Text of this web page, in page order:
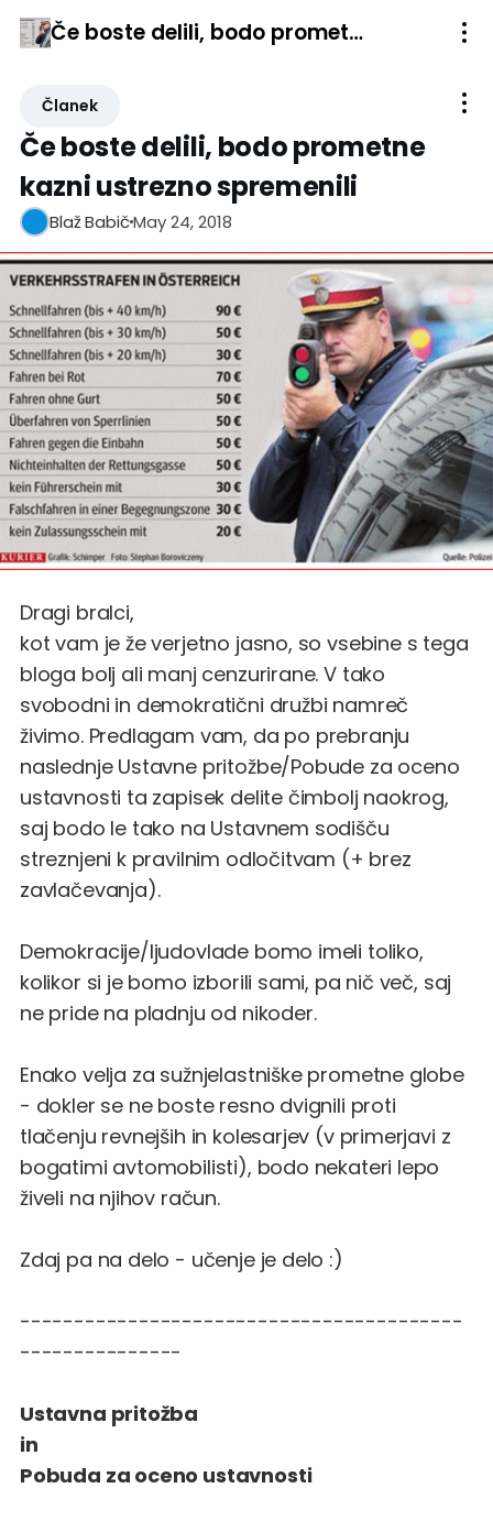
Če boste delili, bodo prometne kazni ustrezno spremenili
Članek
Če boste delili, bodo prometne
kazni ustrezno spremenili
Blaž BabičMay 24, 2018
Dragi bralci,
kot vam je že verjetno jasno, so vsebine s tega
bloga bolj ali manj cenzurirane. V tako
svobodni in demokratični družbi namreč
živimo. Predlagam vam, da po prebranju
naslednje Ustavne pritožbe/Pobude za oceno
ustavnosti ta zapisek delite čimbolj naokrog,
saj bodo le tako na Ustavnem sodišču
streznjeni k pravilnim odločitvam (+ brez
zavlačevanja).
Demokracije/ljudovlade bomo imeli toliko,
kolikor si je bomo izborili sami, pa nič več, saj
ne pride na pladnju od nikoder.
Enako velja za sužnjelastniške prometne globe
- dokler se ne boste resno dvignili proti
tlačenju revnejših in kolesarjev (v primerjavi z
bogatimi avtomobilisti), bodo nekateri lepo
živeli na njihov račun.
Zdaj pa na delo - učenje je delo :)
-----------------------------------------
---------------
Ustavna pritožba
in
Pobuda za oceno ustavnosti